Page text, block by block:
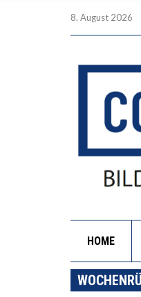
8. August 2026
HOME